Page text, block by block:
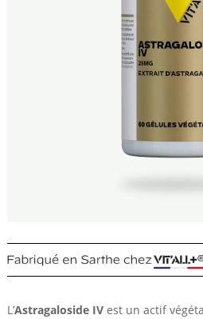
L’Astragaloside IVest un actif